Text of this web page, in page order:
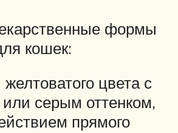
формы
кошек:
цвета с
серым оттенком,
прямого